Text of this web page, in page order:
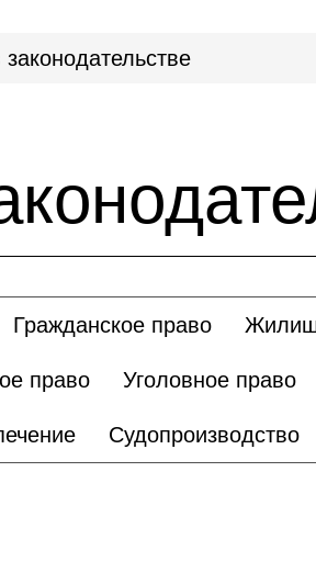
Гражданское право
право Уголовное право
Судопроизводство